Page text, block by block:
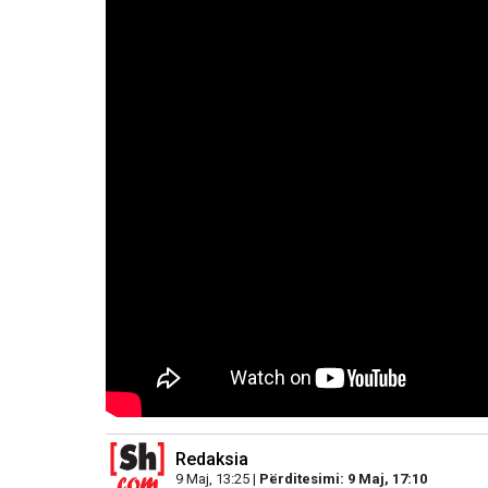
Redaksia
9 Maj, 13:25 | Përditesimi: 9 Maj, 17:10